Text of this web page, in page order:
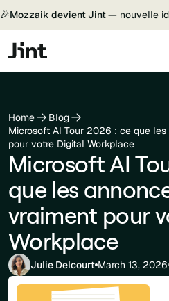
🎉Mozzaik devient Jint — nouvelle
Home
Blog
Microsoft AI Tour 2026 : ce que
pour votre Digital Workplace
Microsoft AI
que les
vraiment pour
Workplace
Julie Delcourt March 13, 2026